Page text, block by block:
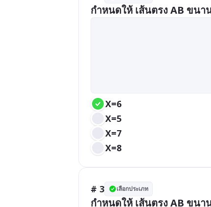
กำหนดให้ เส้นตรง AB ขน
X=6
X=5
X=7
X=8
# 3 เลือกประเภท
กำหนดให้ เส้นตรง AB ขน